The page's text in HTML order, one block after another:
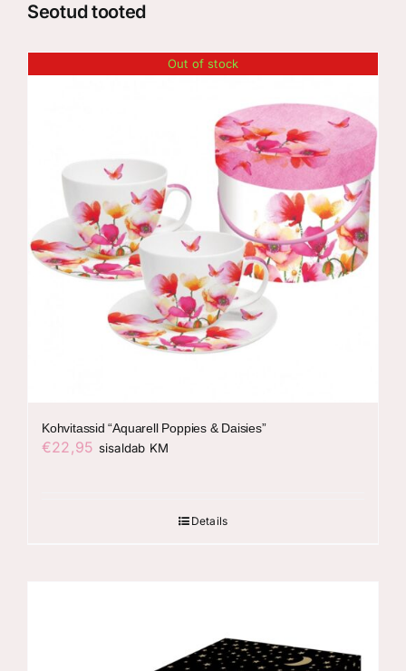
Seotud tooted
Out of stock
Kohvitassid “Aquarell Poppies & Daisies”
€22,95 sisaldab KM
Details